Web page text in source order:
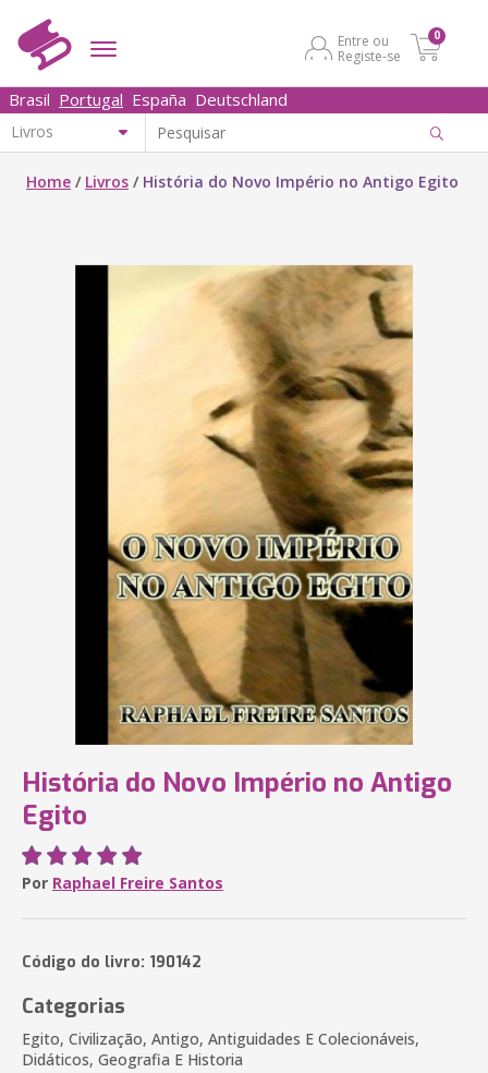
Entre ou
Registe-se
0
Brasil Portugal España Deutschland
Home / Livros / História do Novo Império no Antigo Egito
História do Novo Império no Antigo
Egito
Por Raphael Freire Santos
Código do livro: 190142
Categorias
Egito, Civilização, Antigo, Antiguidades E Colecionáveis,
Didáticos, Geografia E Historia